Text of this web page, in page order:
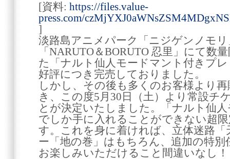
[資料: https://files.value-
press.com/
]
淡路島アニメパーク「ニジゲンノモ
「NARUTO＆BORUTO 忍里」にて数
た「ナルト仙人モードマント付きプ
好評につき完売しておりました。
しかし、その後も多くのお客様より
き、この度5月30日（土）より常設チ
とが決定いたしました。「ナルト仙
でしか手に入れることができない超
す。これを身に着ければ、立体迷路
ー「地の巻」はもちろん、追加の特
お楽しみいただけること間違いなし！